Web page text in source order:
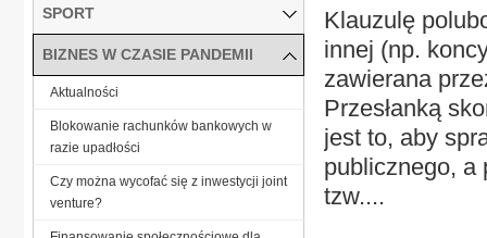
Klauzulę
innej (np.
zawierana
Przesłanką
jest to, aby
publicznego, a
tzw....
SPORT
BIZNES W CZASIE PANDEMII
Aktualności
Blokowanie rachunków bankowych w
razie upadłości
Czy można wycofać się z inwestycji joint
venture?